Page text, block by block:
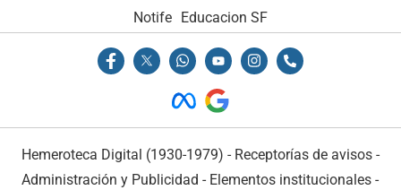
Notife Educacion SF
Hemeroteca Digital (1930-1979) - Receptorías de avisos -
Administración y Publicidad - Elementos institucionales -